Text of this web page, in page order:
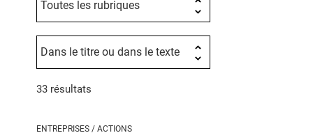
33 résultats
ENTREPRISES / ACTIONS